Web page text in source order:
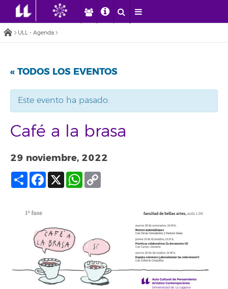
ULL - Agenda
« TODOS LOS EVENTOS
Este evento ha pasado.
Café a la brasa
29 noviembre, 2022
Compartir
Facebook
X WhatsApp